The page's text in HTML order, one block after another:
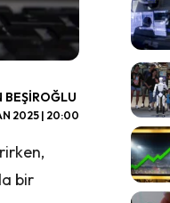
BEŞIROĞLU
2025 | 20:00
bir